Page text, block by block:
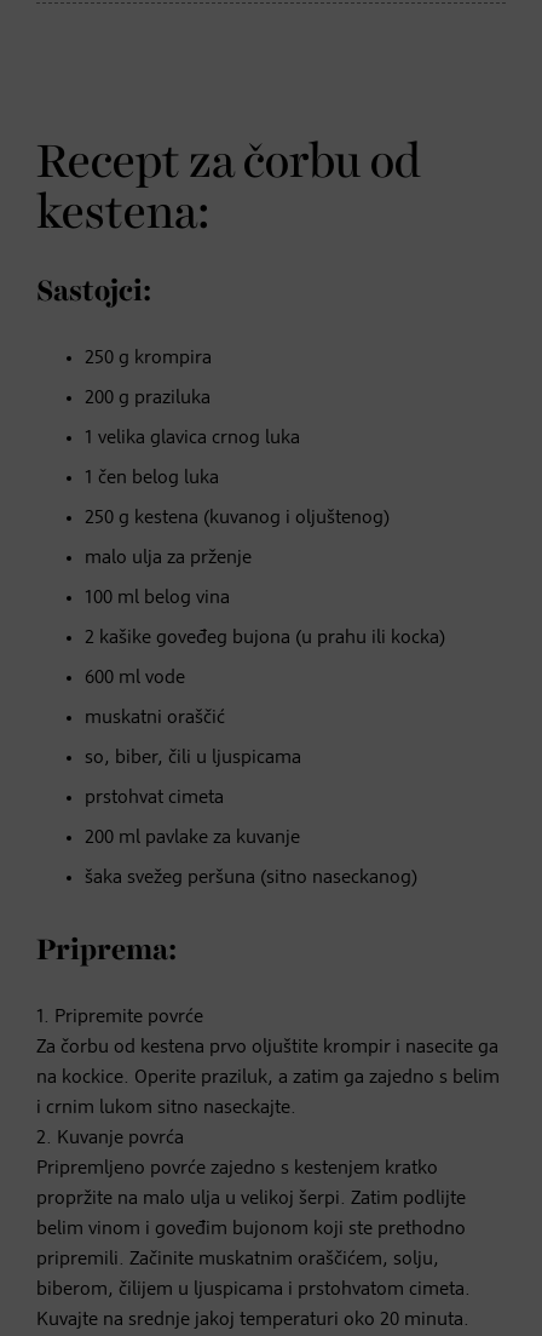
Recept za čorbu od
kestena:
Sastojci:
250 g krompira
200 g praziluka
1 velika glavica crnog luka
1 čen belog luka
250 g kestena (kuvanog i oljuštenog)
malo ulja za prženje
100 ml belog vina
2 kašike goveđeg bujona (u prahu ili kocka)
600 ml vode
muskatni oraščić
so, biber, čili u ljuspicama
prstohvat cimeta
200 ml pavlake za kuvanje
šaka svežeg peršuna (sitno naseckanog)
Priprema:
1. Pripremite povrće
Za čorbu od kestena prvo oljuštite krompir i nasecite ga
na kockice. Operite praziluk, a zatim ga zajedno s belim
i crnim lukom sitno naseckajte.
2. Kuvanje povrća
Pripremljeno povrće zajedno s kestenjem kratko
propržite na malo ulja u velikoj šerpi. Zatim podlijte
belim vinom i goveđim bujonom koji ste prethodno
pripremili. Začinite muskatnim oraščićem, solju,
biberom, čilijem u ljuspicama i prstohvatom cimeta.
Kuvajte na srednje jakoj temperaturi oko 20 minuta.